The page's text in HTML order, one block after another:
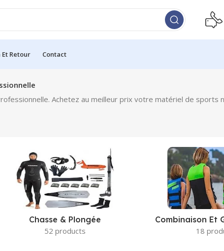
Retour Contact
Achetez au meilleur prix votre matériel de sports
Chasse & Plongée
52 products
Combinaison Et
18